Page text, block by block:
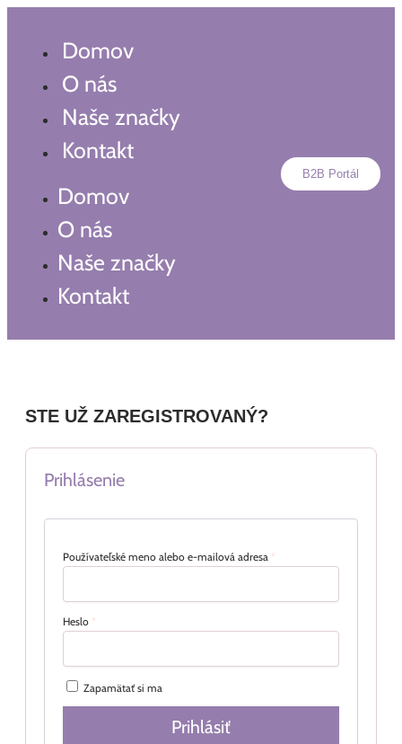
Preskočiť
Domov
O nás
Naše značky
Kontakt
Domov
O nás
Naše značky
Kontakt
B2B Portál
STE UŽ ZAREGISTROVANÝ?
Prihlásenie
Používateľské meno alebo e-mailová adresa *
Heslo *
Zapamätať si ma
Prihlásiť